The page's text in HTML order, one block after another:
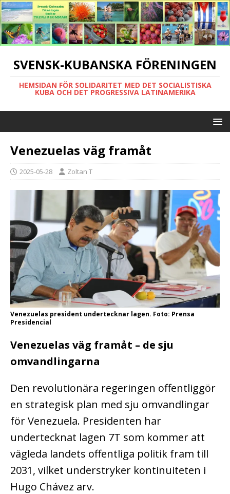
SVENSK-KUBANSKA FÖRENINGEN
HEMSIDAN FÖR SOLIDARITET MED DET SOCIALISTISKA
KUBA OCH DET PROGRESSIVA LATINAMERIKA
Venezuelas väg framåt
2025-05-28 Zoltan T
Venezuelas president undertecknar lagen. Foto: Prensa
Presidencial
Venezuelas väg framåt – de sju
omvandlingarna
Den revolutionära regeringen offentliggör
en strategisk plan med sju omvandlingar
för Venezuela. Presidenten har
undertecknat lagen 7T som kommer att
vägleda landets offentliga politik fram till
2031, vilket understryker kontinuiteten i
Hugo Chávez arv.